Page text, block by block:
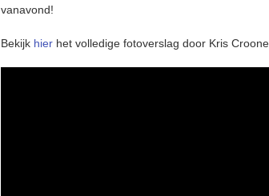
vanavond!
Bekijk hier het volledige fotoverslag door Kris